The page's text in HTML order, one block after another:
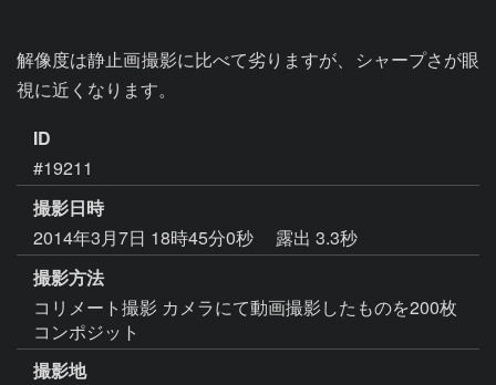
解像度は静止画撮影に比べて劣りますが、シャープさが眼
視に近くなります。
ID
#19211
撮影日時
2014年3月7日 18時45分0秒
露出 3.3秒
撮影方法
コリメート撮影 カメラにて動画撮影したものを200枚
コンポジット
撮影地